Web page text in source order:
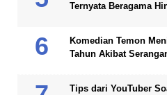
Ternyata Beragama
Komedian Temon
Tahun Akibat
Tips dari YouTuber